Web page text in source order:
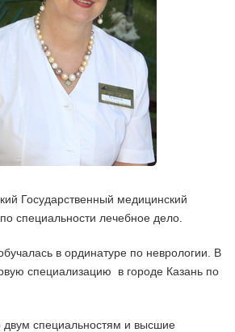
Государственный медицинский
специальности лечебное дело.
в ординатуре по неврологии. В
специализацию в городе Казань по
двум специальностям и высшие